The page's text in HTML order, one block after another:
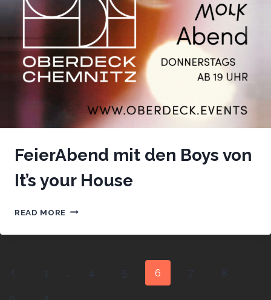
FeierAbend mit den Boys von
It’s your House
READ MORE FEIERABEND
DEN
Page
Previous
Page
1 … 4 5 6 7 8